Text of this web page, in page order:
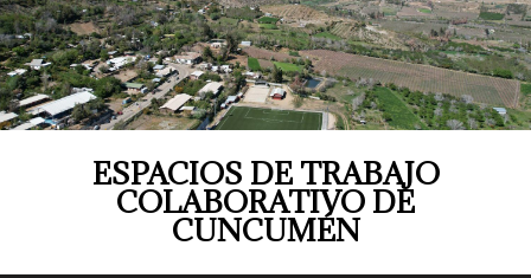
ESPACIOS DE TRABAJO
COLABORATIVO DE
CUNCUMÉN